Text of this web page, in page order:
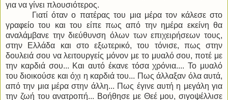
για να γίνει πλουσιότερος.
Γιατί όταν ο πατέρας του μια μέρα τον κάλεσε στο
γραφείο του και του είπε πως από την ημέρα εκείνη θα
αναλάμβανε την διεύθυνση όλων των επιχειρήσεων τους,
στην Ελλάδα και στο εξωτερικό, του τόνισε, πως στην
δουλειά σου να λειτουργείς μόνον με το μυαλό σου, ποτέ με
την καρδιά σου... Και αυτό έκανε τόσα χρόνια.... Το μυαλό
του διοικούσε και όχι η καρδιά του... Πως άλλαξαν όλα αυτά,
από την μια μέρα στην άλλη... Πως έγινε αυτή η μεγάλη για
την ζωή του ανατροπή... Βοήθησε με Θεέ μου, σιγοψέλλισε